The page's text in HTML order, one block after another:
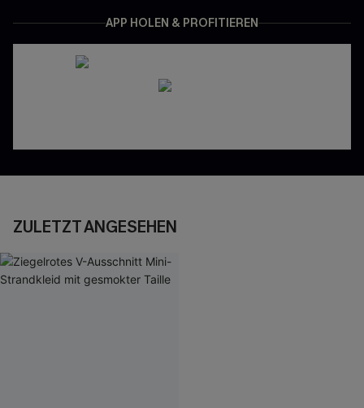
APP HOLEN & PROFITIEREN
ZULETZT ANGESEHEN